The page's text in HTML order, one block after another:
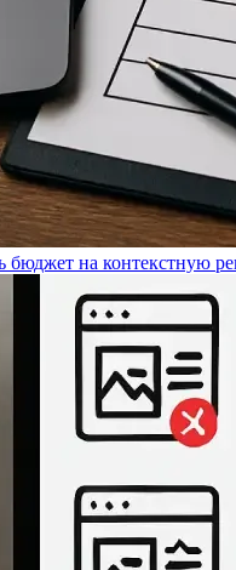
бюджет на контекстную